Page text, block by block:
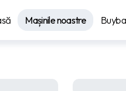
Mașinile noastre